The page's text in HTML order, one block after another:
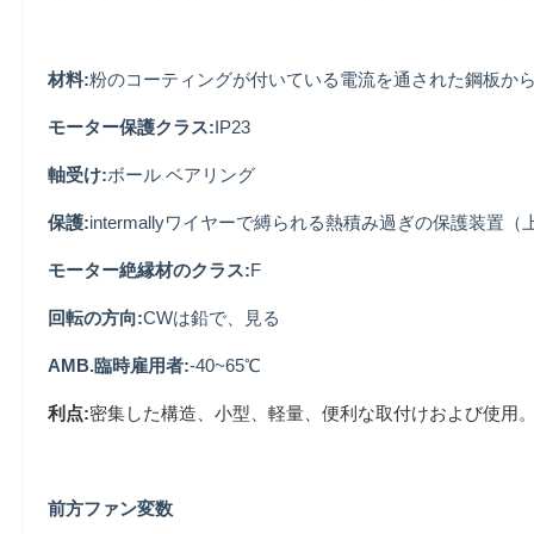
材料:粉のコーティングが付いている電流を通された鋼板か
モーター保護クラス:IP23
軸受け:ボール ベアリング
保護:intermallyワイヤーで縛られる熱積み過ぎの保護装置（上
モーター絶縁材のクラス:F
回転の方向:CWは鉛で、見る
AMB.臨時雇用者:-40~65℃
利点:密集した構造、小型、軽量、便利な取付けおよび使用。
前方ファン変数